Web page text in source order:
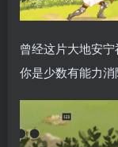
曾经这片大地安
你是少数有能力消